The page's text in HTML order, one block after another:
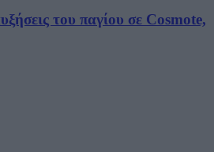
του παγίου σε Cosmote,